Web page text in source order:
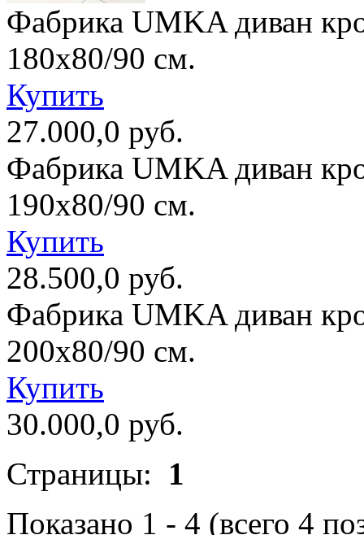
Фабрика UMKA диван
180х80/90 см.
Купить
27.000,0 руб.
Фабрика UMKA диван
190х80/90 см.
Купить
28.500,0 руб.
Фабрика UMKA диван
200х80/90 см.
Купить
30.000,0 руб.
Страницы: 1
Показано 1 - 4 (всего 4